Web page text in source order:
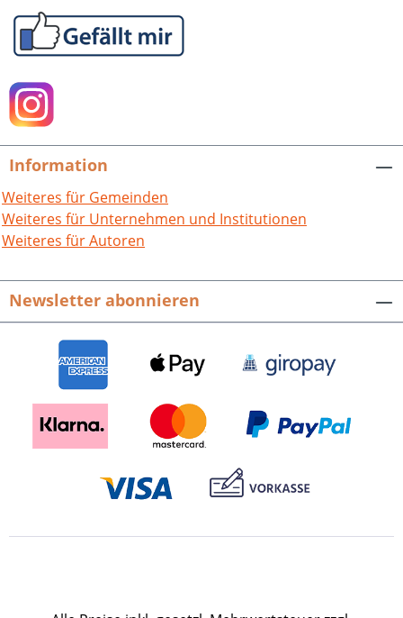
Information
Weiteres für Gemeinden
Weiteres für Unternehmen und Institutionen
Weiteres für Autoren
Newsletter abonnieren